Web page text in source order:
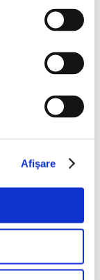
Afişare
clădirii;
curenți slabi,
și la întrebări
unor